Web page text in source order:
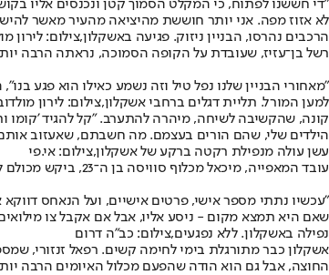
לא אזוז מפה. אני יותר חוששת מהיציאה מהעיר מאשר
הרכבים נהרסו, הבניין ניזוק. פגיעה באשקלון,צילום: לירון
רשל בן־עזיז, שעובדת על הקופה הסמוכה, נראתה הרבה
"מאחורי הבניין שלנו נפל טיל וזה נשמע כאילו הוא פגע
למען המורל. תליית דגלים ברחבי אשקלון,צילום: לירון
קונה, שהקשיבה לשיחה, מיהרה להתערב. "קל להגיד 'קומו
הילדים שלי, שהם הורים בעצמם. מה חשבתם, שאעזוב
עשן עולה מנפילת רקטה ברקע של אשקלון,צילום: אי.פי
עובד המאפייה, מיכאל מכלוף סוויסה בן ה־23, ביקש מכולם להתרכז סביבו כדי שיוכל לברך את חיילי צה"ל, שרבים מהם עברו בימים האחרונים ברחובות העיר. "הייתי לוחם בגבעתי ולפני כשנה השתחררתי", סיפר.
"עכשיו נתתי מספר אישי, פרטים אישיים, ועל הנאחס
שאם היא תמצא מקום - ניסע אליו, אבל אם אקבל צו
נפילה באשקלון. ללא נפגעים,צילום: כב"ה דרום
החוצה, אבל גם הוא הודה שהפעם מכלול האיומים הרבה